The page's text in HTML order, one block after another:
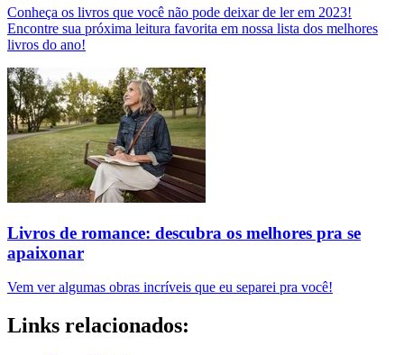
Conheça os livros que você não pode deixar de ler em 2023!
Encontre sua próxima leitura favorita em nossa lista dos melhores
livros do ano!
Livros de romance: descubra os melhores pra se
apaixonar
Vem ver algumas obras incríveis que eu separei pra você!
Links relacionados: